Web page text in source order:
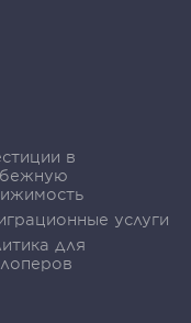
в
услуги
для